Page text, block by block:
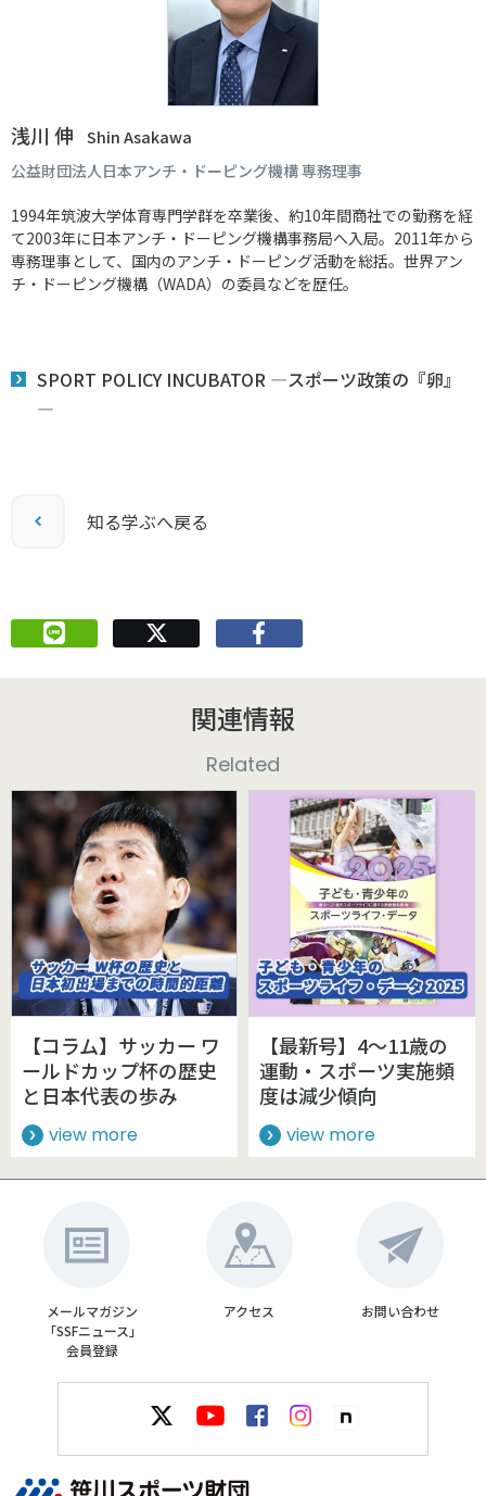
浅川 伸 Shin Asakawa
公益財団法人日本アンチ・ドーピング機構 専務理事
1994年筑波大学体育専門学群を卒業後、約10年間商社での勤務を経
て2003年に日本アンチ・ドーピング機構事務局へ入局。2011年から
専務理事として、国内のアンチ・ドーピング活動を総括。世界アン
チ・ドーピング機構（WADA）の委員などを歴任。
SPORT POLICY INCUBATOR ―スポーツ政策の『卵』
―
知る学ぶへ戻る
関連情報
Related
【コラム】サッカー ワ
ールドカップ杯の歴史
と日本代表の歩み
view more
【最新号】4～11歳の
運動・スポーツ実施頻
度は減少傾向
view more
メールマガジン
「SSFニュース」
会員登録
アクセス お問い合わせ